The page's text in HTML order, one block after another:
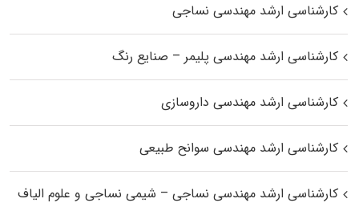
کارشناسی ارشد مهندسی نساجی
کارشناسی ارشد مهندسی پلیمر – صنایع رنگ
کارشناسی ارشد مهندسی داروسازی
کارشناسی ارشد مهندسی سوانح طبیعی
کارشناسی ارشد مهندسی نساجی – شیمی نساجی و علوم الیاف